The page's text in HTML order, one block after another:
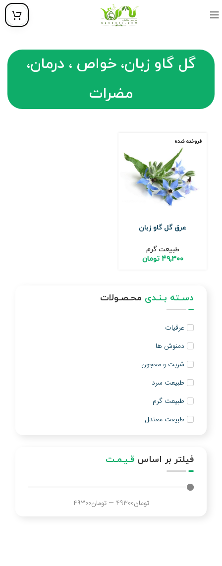
گل گاو زبان، خواص ، درمان،
مضرات
دسـته بـنـدی محـصـولات
عرقیات
دمنوش ها
شربت و معجون
طبیعت سرد
طبیعت گرم
طبیعت معتدل
فیلتر بر اساس قـیـمـت
تومان49300
—تومان49300
فروخته شده
عرق گل گاو زبان
طبیعت گرم
۴۹,۳۰۰ تومان